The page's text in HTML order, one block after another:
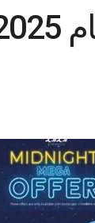
لولو هايبرماركت السعودية تختتم